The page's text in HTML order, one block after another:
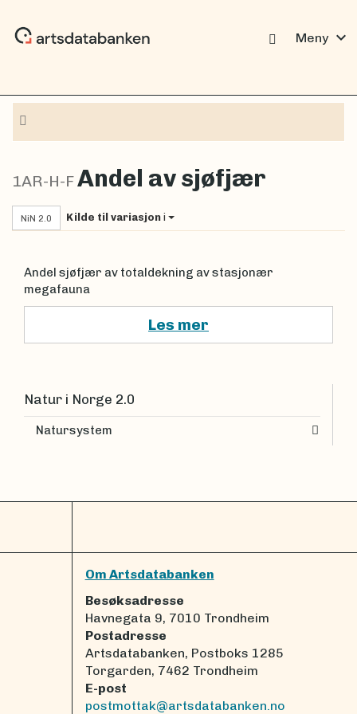
Meny expand_more
1AR-H-FAndel av sjøfjær
NiN 2.0 Kilde til variasjon i
Andel sjøfjær av totaldekning av stasjonær
megafauna
Les mer
Natur i Norge 2.0
Natursystem
Om Artsdatabanken
Besøksadresse
Havnegata 9, 7010 Trondheim
Postadresse
Artsdatabanken, Postboks 1285
Torgarden, 7462 Trondheim
E-post
postmottak@artsdatabanken.no